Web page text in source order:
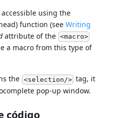
using the
function (seeWriting
attribute of the <macro>
a macro from this type of
the <selection/> tag, it
pop-up window.
código